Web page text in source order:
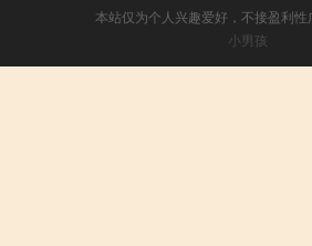
本站仅为个人兴趣爱好，不接盈利性
小男孩